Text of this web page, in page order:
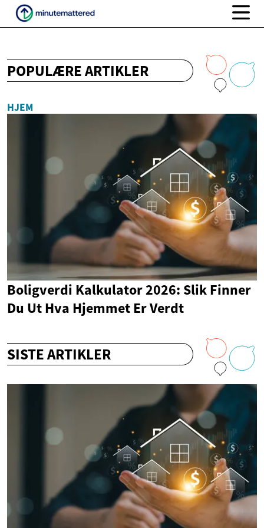
POPULÆRE ARTIKLER
HJEM
Boligverdi Kalkulator 2026: Slik Finner
Du Ut Hva Hjemmet Er Verdt
SISTE ARTIKLER